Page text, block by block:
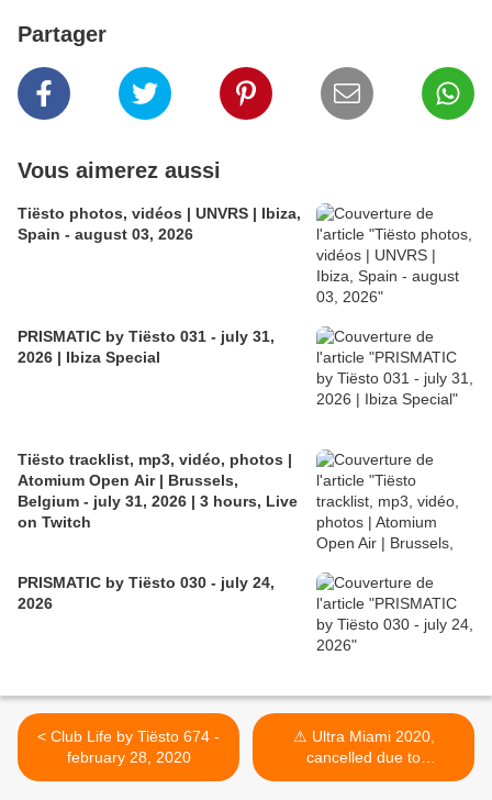
Partager
Vous aimerez aussi
Tiësto photos, vidéos | UNVRS | Ibiza,
Spain - august 03, 2026
PRISMATIC by Tiësto 031 - july 31,
2026 | Ibiza Special
Tiësto tracklist, mp3, vidéo, photos |
Atomium Open Air | Brussels,
Belgium - july 31, 2026 | 3 hours, Live
on Twitch
PRISMATIC by Tiësto 030 - july 24,
2026
< Club Life by Tiësto 674 -
february 28, 2020
⚠ Ultra Miami 2020,
cancelled due to
Coronavirus ⚠ >